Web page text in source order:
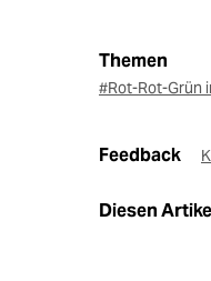
Themen
#Rot-Rot-Grün
Feedback
Diesen